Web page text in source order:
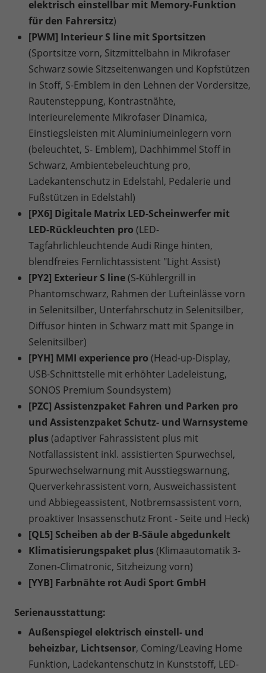
elektrisch einstellbar mit Memory-Funktion
für den Fahrersitz)
[PWM] Interieur S line mit Sportsitzen
(Sportsitze vorn, Sitzmittelbahn in Mikrofaser
Schwarz sowie Sitzseitenwangen und Kopfstützen
in Stoff, S-Emblem in den Lehnen der Vordersitze,
Rautensteppung, Kontrastnähte,
Interieurelemente Mikrofaser Dinamica,
Einstiegsleisten mit Aluminiumeinlegern vorn
(beleuchtet, S- Emblem), Dachhimmel Stoff in
Schwarz, Ambientebeleuchtung pro,
Ladekantenschutz in Edelstahl, Pedalerie und
Fußstützen in Edelstahl)
[PX6] Digitale Matrix LED-Scheinwerfer mit
LED-Rückleuchten pro (LED-
Tagfahrlichleuchtende Audi Ringe hinten,
blendfreies Fernlichtassistent "Light Assist)
[PY2] Exterieur S line(S-Kühlergrill in
Phantomschwarz, Rahmen der Lufteinlässe vorn
in Selenitsilber, Unterfahrschutz in Selenitsilber,
Diffusor hinten in Schwarz matt mit Spange in
Selenitsilber)
[PYH] MMI experience pro (Head-up-Display,
USB-Schnittstelle mit erhöhter Ladeleistung,
SONOS Premium Soundsystem)
[PZC] Assistenzpaket Fahren und Parken pro
und Assistenzpaket Schutz- und Warnsysteme
plus (adaptiver Fahrassistent plus mit
Notfallassistent inkl. assistierten Spurwechsel,
Spurwechselwarnung mit Ausstiegswarnung,
Querverkehrassistent vorn, Ausweichassistent
und Abbiegeassistent, Notbremsassistent vorn,
proaktiver Insassenschutz Front - Seite und Heck)
[QL5] Scheiben ab der B-Säule abgedunkelt
Klimatisierungspaket plus (Klimaautomatik 3-
Zonen-Climatronic, Sitzheizung vorn)
[YYB] Farbnähte rot Audi Sport GmbH
Serienausstattung:
Außenspiegel elektrisch einstell- und
beheizbar, Lichtsensor, Coming/Leaving Home
Funktion, Ladekantenschutz in Kunststoff, LED-